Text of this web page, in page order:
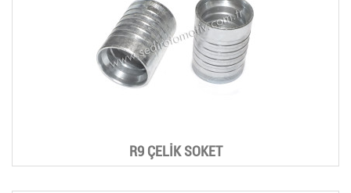
R9 ÇELİK SOKET